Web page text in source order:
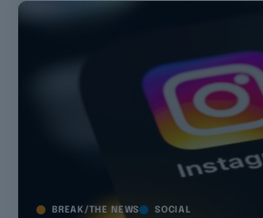
BREAK/THE NEWS SOCIAL